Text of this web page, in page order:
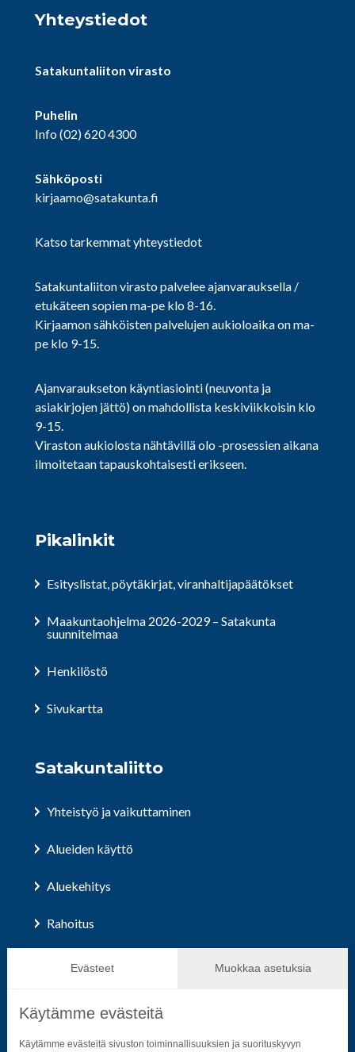
Evästeet Muokkaa asetuksia
Käytämme evästeitä
Käytämme evästeitä sivuston toiminnallisuuksien ja suorituskyvyn
Yhteystiedot
Satakuntaliiton virasto
Puhelin
Info(02) 620 4300
Sähköposti
kirjaamo@satakunta.fi
Katso tarkemmat yhteystiedot
Satakuntaliiton virasto palvelee ajanvarauksella /
etukäteen sopien ma-pe klo 8-16.
Kirjaamon sähköisten palvelujen aukioloaika on ma-
pe klo 9-15.
Ajanvaraukseton käyntiasiointi (neuvonta ja
asiakirjojen jättö) on mahdollista keskiviikkoisin klo
9-15.
Viraston aukiolosta nähtävillä olo -prosessien aikana
ilmoitetaan tapauskohtaisesti erikseen.
Pikalinkit
Esityslistat, pöytäkirjat, viranhaltijapäätökset
Maakuntaohjelma 2026-2029 – Satakunta
suunnitelmaa
Henkilöstö
Sivukartta
Satakuntaliitto
Yhteistyö ja vaikuttaminen
Alueiden käyttö
Aluekehitys
Rahoitus
Hallinto ja päätöksenteko
Seuraa sosiaalisessa mediassa